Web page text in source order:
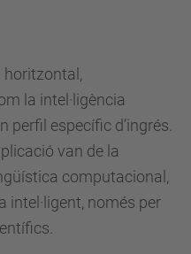
horitzontal,
la intel·ligència
específic d’ingrés.
van de la
computacional,
intel·ligent, només per